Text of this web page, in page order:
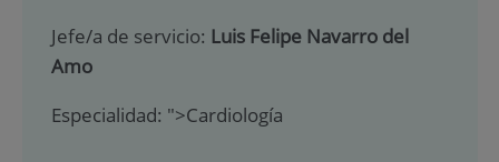
Jefe/a de servicio: Luis Felipe Navarro del
Amo
Especialidad: ">Cardiología